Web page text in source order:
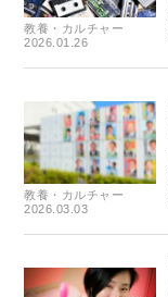
教養・カルチャー
2026.01.26
教養・カルチャー
2026.03.03